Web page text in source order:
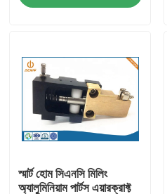
আমাদের সাথে যোগাযোগ করুন
অ্যালুমিনিয়াম ডাই ঢালাই
ইভি খুচরা যন্ত্রাংশ
CNC মেশিনিং যন্ত্রাংশ
স্মার্ট হোম সিএনসি মিলিং
অ্যালুমিনিয়াম পার্টস এয়ারক্রাফ্ট